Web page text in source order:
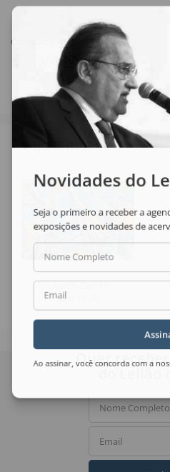
Compartilhar
Veja também
Uberto Zamith
Sem Título
Novidades do
Seja o primeiro a receber a
exposições e novidades de
Nome Completo
Email
Ao assinar, você concorda com a
Quer
do Leilão
Nome Completo
Email